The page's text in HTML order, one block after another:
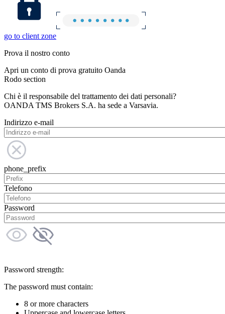
go to client zone
Prova il nostro conto
Apri un conto di prova gratuito Oanda
Rodo section
Chi è il responsabile del trattamento dei dati personali?
OANDA TMS Brokers S.A. ha sede a Varsavia.
Indirizzo e-mail
phone_prefix
Telefono
Password
Password strength:
The password must contain:
8 or more characters